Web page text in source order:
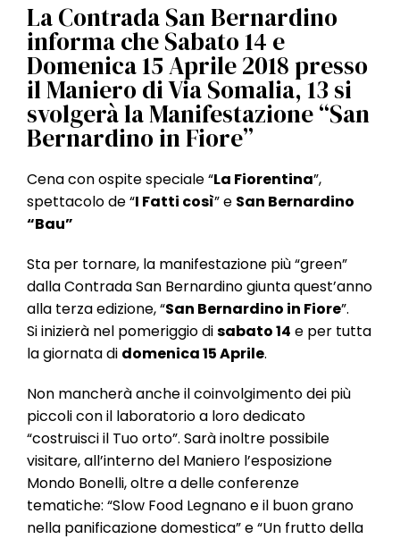
La Contrada San Bernardino
informa che Sabato 14 e
Domenica 15 Aprile 2018 presso
il Maniero di Via Somalia, 13 si
svolgerà la Manifestazione “San
Bernardino in Fiore”
Cena con ospite speciale “La Fiorentina”,
spettacolo de “I Fatti così” e San Bernardino
“Bau”
Sta per tornare, la manifestazione più “green”
dalla Contrada San Bernardino giunta quest’anno
alla terza edizione, “San Bernardino in Fiore”.
Si inizierà nel pomeriggio disabato 14 e per tutta
la giornata di domenica 15 Aprile.
Non mancherà anche il coinvolgimento dei più
piccoli con il laboratorio a loro dedicato
“costruisci il Tuo orto”. Sarà inoltre possibile
visitare, all’interno del Maniero l’esposizione
Mondo Bonelli, oltre a delle conferenze
tematiche: “Slow Food Legnano e il buon grano
nella panificazione domestica” e “Un frutto della